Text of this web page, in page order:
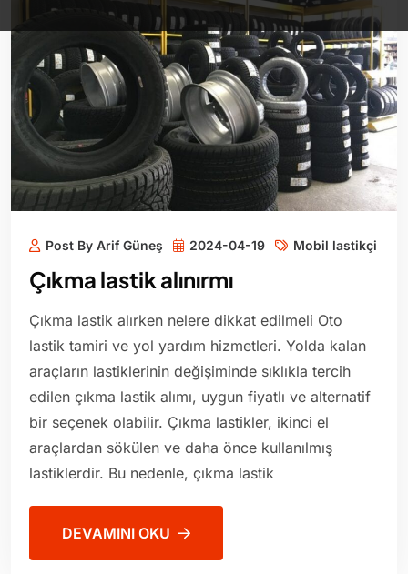
Post By Arif Güneş 2024-04-19 Mobil lastikçi
Çıkma lastik alınırmı
Çıkma lastik alırken nelere dikkat edilmeli Oto
lastik tamiri ve yol yardım hizmetleri. Yolda kalan
araçların lastiklerinin değişiminde sıklıkla tercih
edilen çıkma lastik alımı, uygun fiyatlı ve alternatif
bir seçenek olabilir. Çıkma lastikler, ikinci el
araçlardan sökülen ve daha önce kullanılmış
lastiklerdir. Bu nedenle, çıkma lastik
DEVAMINI OKU